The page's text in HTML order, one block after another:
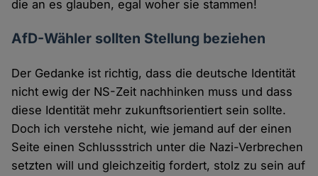
die an es glauben, egal woher sie stammen!
AfD-Wähler sollten Stellung beziehen
Der Gedanke ist richtig, dass die deutsche Identität
nicht ewig der NS-Zeit nachhinken muss und dass
diese Identität mehr zukunftsorientiert sein sollte.
Doch ich verstehe nicht, wie jemand auf der einen
Seite einen Schlussstrich unter die Nazi-Verbrechen
setzten will und gleichzeitig fordert, stolz zu sein auf